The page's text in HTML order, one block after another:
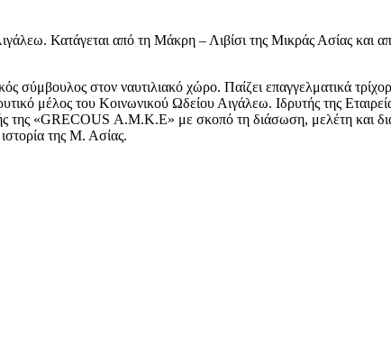
Κατάγεται από τη Μάκρη – Λιβίσι της Μικράς Ασίας και
στον ναυτιλιακό χώρο. Παίζει επαγγελματικά
μέλος του Κοινωνικού Ωδείου Αιγάλεω. Ιδρυτής της
της «GRECOUS Α.Μ.Κ.Ε» με σκοπό τη διάσωση, μελέτη και
ιστορία της Μ. Ασίας.